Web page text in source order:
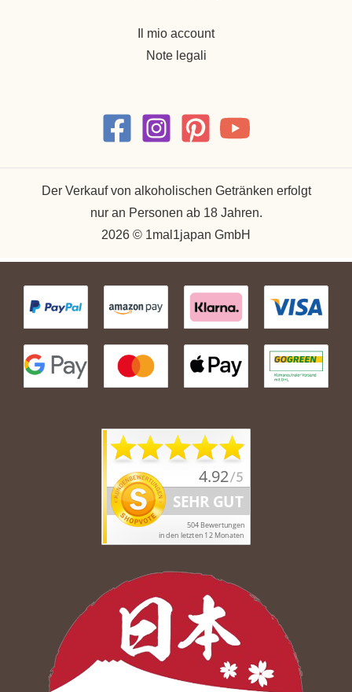
Il mio account
Note legali
Der Verkauf von alkoholischen Getränken erfolgt
nur an Personen ab 18 Jahren.
2026 © 1mal1japan GmbH